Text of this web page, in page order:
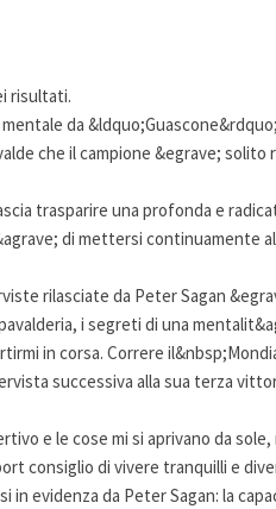
risultati.
da
che il campione &egrave; solito
trasparire una profonda e
di mettersi continuamente
rilasciate da Peter Sagan
i segreti di una
in corsa. Correre
successiva alla sua terza
e le cose mi si aprivano da
consiglio di vivere tranquilli e
evidenza da Peter Sagan: la